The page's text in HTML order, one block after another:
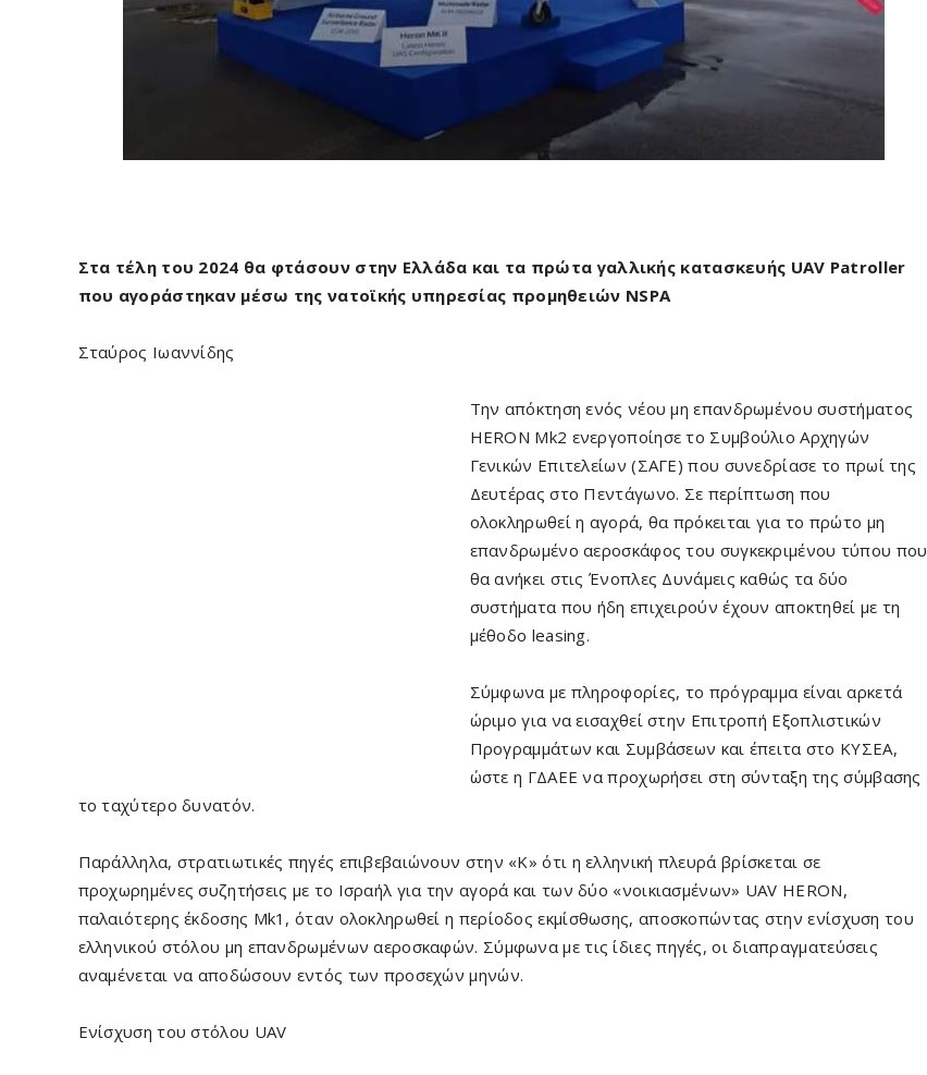
Στα τέλη του 2024 θα φτάσουν στην Ελλάδα και τα πρώτα γαλλικής κατασκευής UAV Patroller
που αγοράστηκαν μέσω της νατοϊκής υπηρεσίας προμηθειών NSPA
Σταύρος Ιωαννίδης
Την απόκτηση ενός νέου μη επανδρωμένου συστήματος
HERON Mk2 ενεργοποίησε το Συμβούλιο Αρχηγών
Γενικών Επιτελείων (ΣΑΓΕ) που συνεδρίασε το πρωί της
Δευτέρας στο Πεντάγωνο. Σε περίπτωση που
ολοκληρωθεί η αγορά, θα πρόκειται για το πρώτο μη
επανδρωμένο αεροσκάφος του συγκεκριμένου τύπου που
θα ανήκει στις Ένοπλες Δυνάμεις καθώς τα δύο
συστήματα που ήδη επιχειρούν έχουν αποκτηθεί με τη
μέθοδο leasing.
Σύμφωνα με πληροφορίες, το πρόγραμμα είναι αρκετά
ώριμο για να εισαχθεί στην Επιτροπή Εξοπλιστικών
Προγραμμάτων και Συμβάσεων και έπειτα στο ΚΥΣΕΑ,
ώστε η ΓΔΑΕΕ να προχωρήσει στη σύνταξη της σύμβασης
το ταχύτερο δυνατόν.
Παράλληλα, στρατιωτικές πηγές επιβεβαιώνουν στην «Κ» ότι η ελληνική πλευρά βρίσκεται σε
προχωρημένες συζητήσεις με το Ισραήλ για την αγορά και των δύο «νοικιασμένων» UAV HERON,
παλαιότερης έκδοσης Mk1, όταν ολοκληρωθεί η περίοδος εκμίσθωσης, αποσκοπώντας στην ενίσχυση του
ελληνικού στόλου μη επανδρωμένων αεροσκαφών. Σύμφωνα με τις ίδιες πηγές, οι διαπραγματεύσεις
αναμένεται να αποδώσουν εντός των προσεχών μηνών.
Ενίσχυση του στόλου UAV